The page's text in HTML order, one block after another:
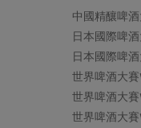
中國精釀啤
日本國際啤
日本國際啤
世界啤酒大
世界啤酒大
世界啤酒大